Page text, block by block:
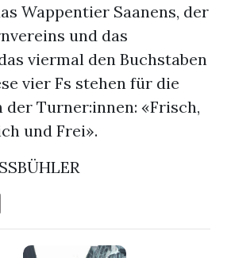
Wappentier Saanens, der
und das
viermal den Buchstaben
vier Fs stehen für die
der Turner:innen: «Frisch,
und Frei».